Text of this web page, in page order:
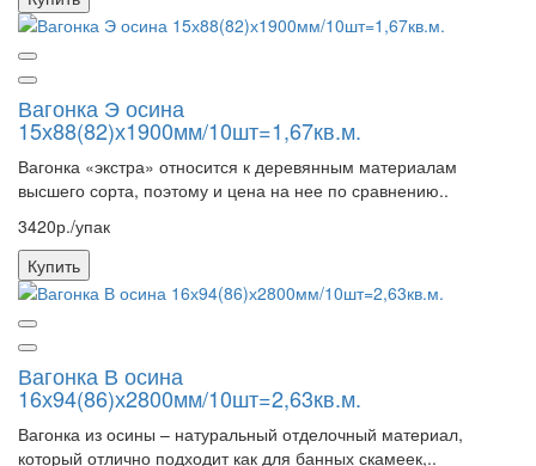
Вагонка Э осина
15х88(82)х1900мм/10шт=1,67кв.м.
Вагонка «экстра» относится к деревянным материалам
высшего сорта, поэтому и цена на нее по сравнению..
3420р./упак
Купить
Вагонка В осина
16х94(86)х2800мм/10шт=2,63кв.м.
Вагонка из осины – натуральный отделочный материал,
который отлично подходит как для банных скамеек,..